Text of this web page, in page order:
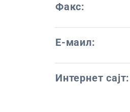
Факс:
Е-маил:
Интернет сајт: